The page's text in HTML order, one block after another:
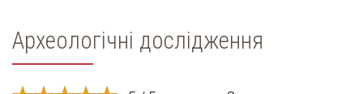
Археологічні дослідження